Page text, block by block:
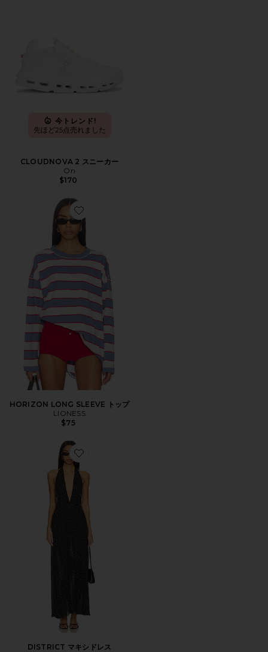
今トレンド!
先ほど25点売れました
CLOUDNOVA 2 スニーカー
On
$170
Favorite HORIZON LONG SLEEVE トップ
HORIZON LONG SLEEVE トップ
LIONESS
$75
Favorite DISTRICT マキシドレス
DISTRICT マキシドレス